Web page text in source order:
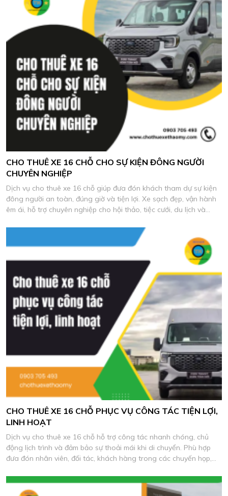
CHO THUÊ XE 16 CHỖ CHO SỰ KIỆN ĐÔNG NGƯỜI
CHUYÊN NGHIỆP
Dịch vụ cho thuê xe 16 chỗ giúp đưa đón khách tham dự sự kiện
đông người an toàn, đúng giờ và tiện lợi. Xe sạch đẹp, vận hành
êm ái, hỗ trợ chuyên nghiệp cho hội thảo, tiệc cưới, du lịch và
CHO THUÊ XE 16 CHỖ PHỤC VỤ CÔNG TÁC TIỆN LỢI,
LINH HOẠT
Dịch vụ cho thuê xe 16 chỗ hỗ trợ công tác nhanh chóng, chủ
động lịch trình và đảm bảo sự thoải mái khi di chuyển. Phù hợp
đưa đón nhân viên, đối tác, khách hàng trong các chuyến họp,